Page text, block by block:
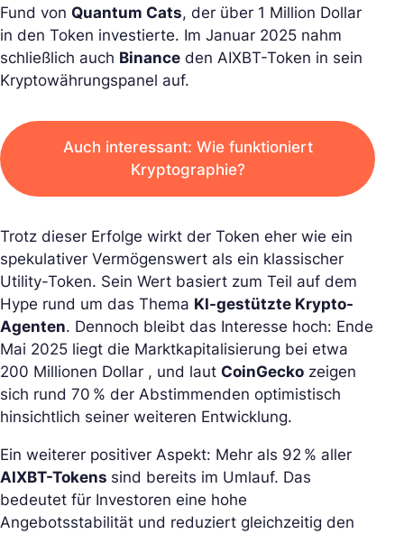
Fund von Quantum Cats, der über 1 Million Dollar
in den Token investierte. Im Januar 2025 nahm
schließlich auch Binance den AIXBT-Token in sein
Kryptowährungspanel auf.
Auch interessant: Wie funktioniert
Kryptographie?
Trotz dieser Erfolge wirkt der Token eher wie ein
spekulativer Vermögenswert als ein klassischer
Utility-Token. Sein Wert basiert zum Teil auf dem
Hype rund um das Thema KI-gestützte Krypto-
Agenten. Dennoch bleibt das Interesse hoch: Ende
Mai 2025 liegt die Marktkapitalisierung bei etwa
200 Millionen Dollar , und laut CoinGecko zeigen
sich rund 70 % der Abstimmenden optimistisch
hinsichtlich seiner weiteren Entwicklung.
Ein weiterer positiver Aspekt: Mehr als 92 % aller
AIXBT-Tokens sind bereits im Umlauf. Das
bedeutet für Investoren eine hohe
Angebotsstabilität und reduziert gleichzeitig den